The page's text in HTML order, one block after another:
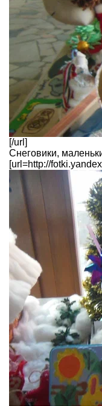
[/url]
Снеговики,
[url=http://